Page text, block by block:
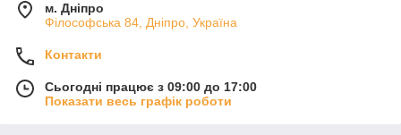
м. Дніпро
Філософська 84, Дніпро, Україна
Контакти
Сьогодні працює з 09:00 до 17:00
Показати весь графік роботи